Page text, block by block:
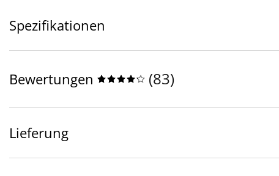
Spezifikationen
Bewertungen (83)
Lieferung